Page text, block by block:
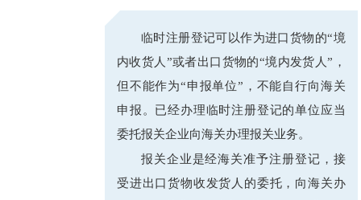
_
临时注册登记可以作为进口货物的“境
内收货人”或者出口货物的“境内发货人”，
但不能作为“申报单位”，不能自行向海关
申报。已经办理临时注册登记的单位应当
委托报关企业向海关办理报关业务。
报关企业是经海关准予注册登记，接
受进出口货物收发货人的委托，向海关办